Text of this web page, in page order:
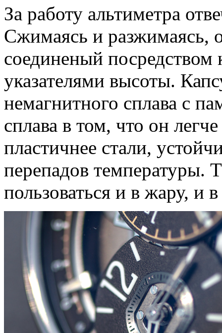
За работу альтиметра
Сжимаясь и разжимаясь,
соединеный посредством
указателями высоты.
немагнитного сплава с
сплава в том, что он
пластичнее стали,
перепадов температуры.
пользоваться и в жару, и